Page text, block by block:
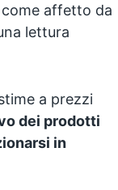
affetto da
lettura
a prezzi
dei prodotti
in